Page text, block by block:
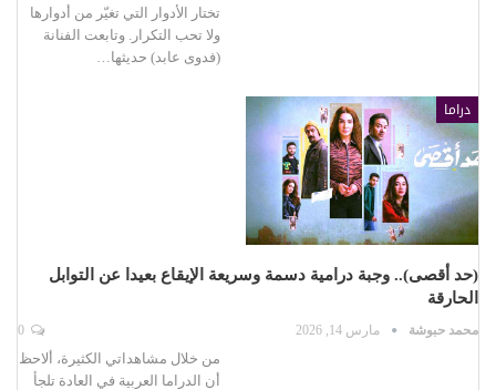
تختار الأدوار التي تغيّر من أدوارها
ولا تحب التكرار. وتابعت الفنانة
(فدوى عابد) حديثها…
دراما
(حد أقصى).. وجبة درامية دسمة وسريعة الإيقاع بعيدا عن التوابل
الحارقة
محمد حبوشة مارس 14, 2026
من خلال مشاهداتي الكثيرة، ألاحظ
أن الدراما العربية في العادة تلجأ